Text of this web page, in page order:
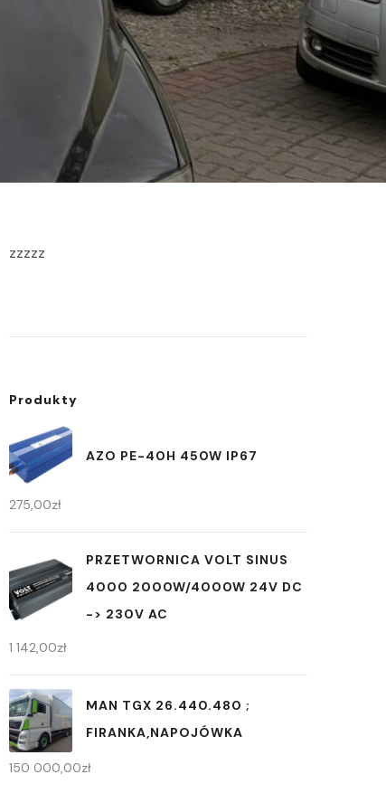
zzzzz
Produkty
AZO PE-40H 450W IP67
275,00zł
PRZETWORNICA VOLT SINUS
4000 2000W/4000W 24V DC
-> 230V AC
1 142,00zł
MAN TGX 26.440.480 ;
FIRANKA,NAPOJÓWKA
150 000,00zł